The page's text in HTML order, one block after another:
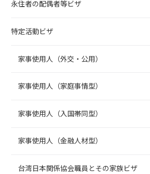
永住者の配偶者等ビザ
特定活動ビザ
家事使用人（外交・公用）
家事使用人（家庭事情型）
家事使用人（入国帯同型）
家事使用人（金融人材型）
台湾日本関係協会職員とその家族ビザ